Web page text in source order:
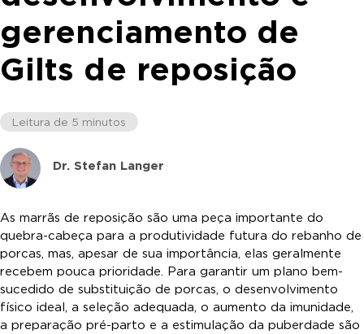
gerenciamento de
Gilts de reposição
Leitura de 5 minutos
Dr. Stefan Langer
As marrãs de reposição são uma peça importante do
quebra-cabeça para a produtividade futura do rebanho de
porcas, mas, apesar de sua importância, elas geralmente
recebem pouca prioridade. Para garantir um plano bem-
sucedido de substituição de porcas, o desenvolvimento
físico ideal, a seleção adequada, o aumento da imunidade,
a preparação pré-parto e a estimulação da puberdade são